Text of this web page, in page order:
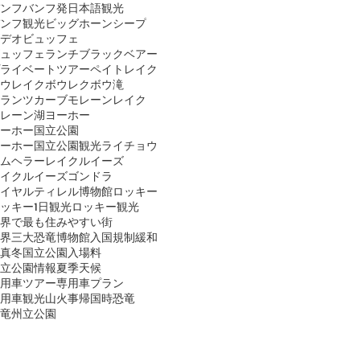
フバンフ発日本語観光
フ観光ビッグホーンシープ
オビュッフェ
ッフェランチブラックベアー
イベートツアーペイトレイク
レイクボウレクボウ滝
ンツカーブモレーンレイク
ーン湖ヨーホー
ホー国立公園
ホー国立公園観光ライチョウ
ヘラーレイクルイーズ
クルイーズゴンドラ
ヤルティレル博物館ロッキー
キー1日観光ロッキー観光
で最も住みやすい街
三大恐竜博物館入国規制緩和
冬国立公園入場料
公園情報夏季天候
車ツアー専用車プラン
車観光山火事帰国時恐竜
州立公園